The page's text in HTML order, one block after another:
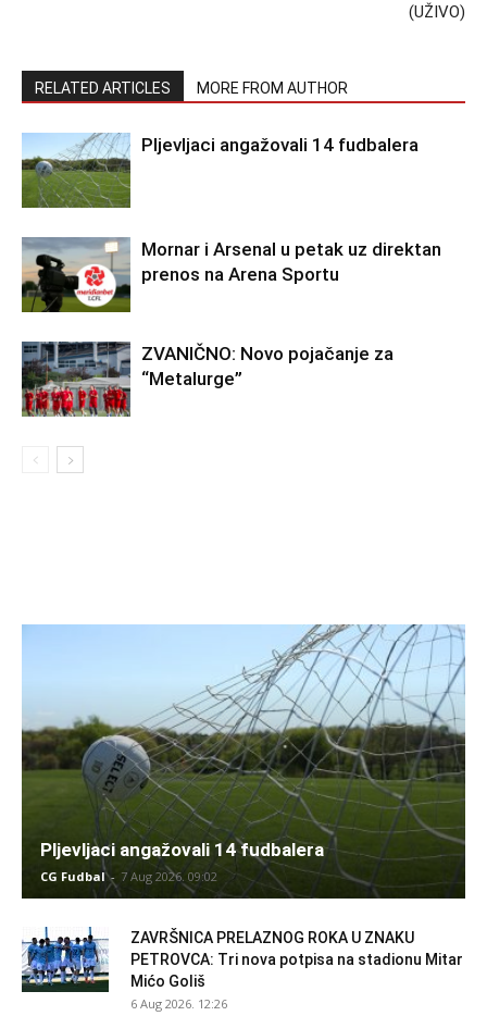
(UŽIVO)
RELATED ARTICLES MORE FROM AUTHOR
Pljevljaci angažovali 14 fudbalera
Mornar i Arsenal u petak uz direktan
prenos na Arena Sportu
ZVANIČNO: Novo pojačanje za
“Metalurge”
Pljevljaci angažovali 14 fudbalera
CG Fudbal - 7 Aug 2026. 09:02
ZAVRŠNICA PRELAZNOG ROKA U ZNAKU
PETROVCA: Tri nova potpisa na stadionu Mitar
Mićo Goliš
6 Aug 2026. 12:26